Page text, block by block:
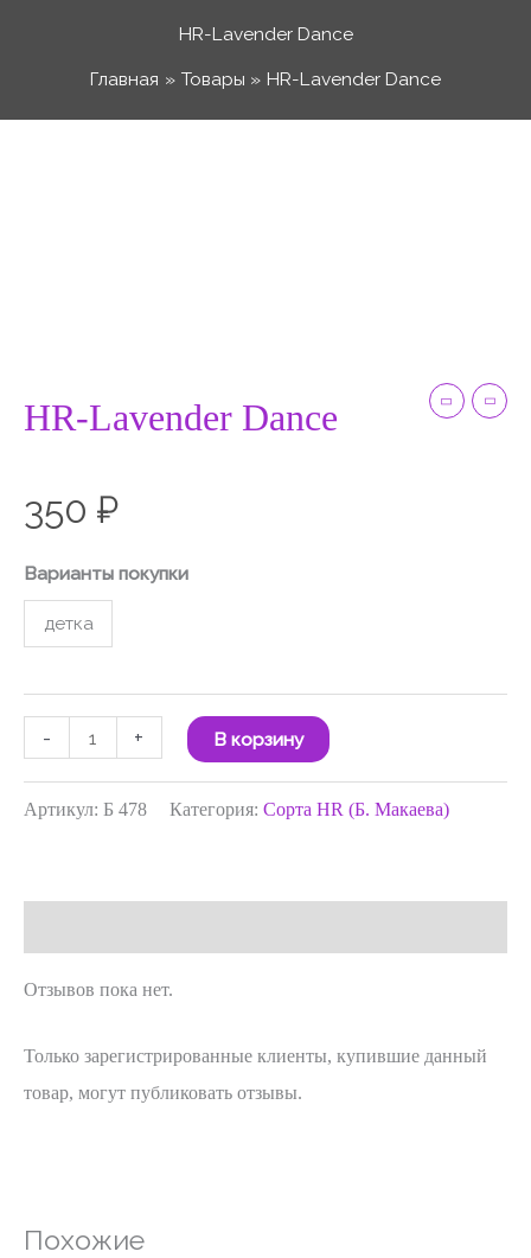
содержимому
HR-Lavender Dance
Главная
Товары HR-Lavender Dance
HR-Lavender Dance
350 ₽
Варианты покупки
детка
- + В корзину
Артикул: Б 478 Категория: Сорта HR (Б. Макаева)
Отзывов пока нет.
Только зарегистрированные клиенты, купившие данный
товар, могут публиковать отзывы.
Похожие